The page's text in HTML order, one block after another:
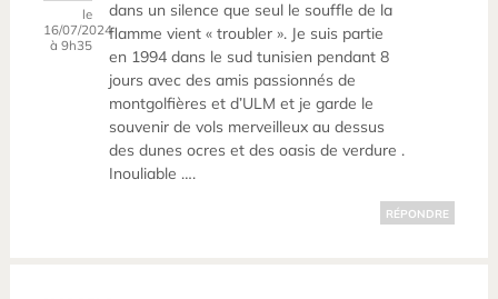
le
16/07/2024
à 9h35
dans un silence que seul le souffle de la
flamme vient « troubler ». Je suis partie
en 1994 dans le sud tunisien pendant 8
jours avec des amis passionnés de
montgolfières et d’ULM et je garde le
souvenir de vols merveilleux au dessus
des dunes ocres et des oasis de verdure .
Inouliable ….
RÉPONDRE